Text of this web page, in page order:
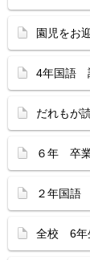
園児をお
4年国語
だれもが
６年 卒
２年国語
全校 6年